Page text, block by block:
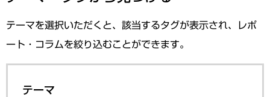
テーマを選択いただくと、該当するタグが表示され、レポ
ート・コラムを絞り込むことができます。
テーマ